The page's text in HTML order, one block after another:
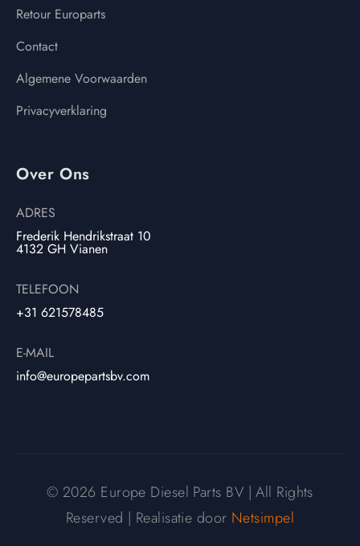
Retour Europarts
Contact
Algemene Voorwaarden
Privacyverklaring
Over Ons
ADRES
Frederik Hendrikstraat 10
4132 GH Vianen
TELEFOON
+31 621578485
E-MAIL
info@europepartsbv.com
© 2026 Europe Diesel Parts BV | All Rights
Reserved | Realisatie door Netsimpel